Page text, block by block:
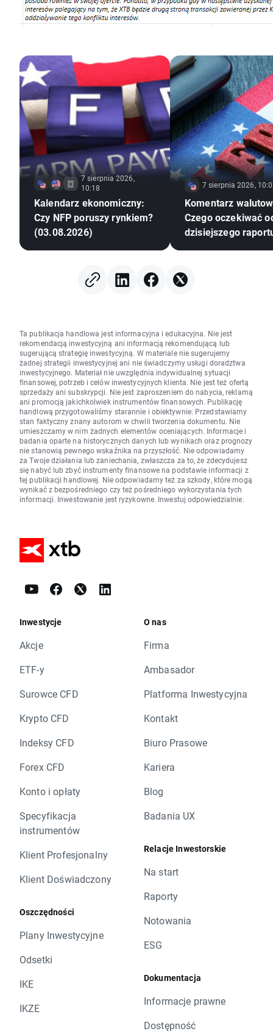
7 sierpnia 2026,
10:18
Kalendarz ekonomiczny:
Czy NFP poruszy rynkiem?
(03.08.2026)
7 sierpnia 2026,
Komentarz
Czego oczekiwać
dzisiejszego
Ta publikacja handlowa jest informacyjna i edukacyjna. Nie jest
rekomendacją inwestycyjną ani informacją rekomendującą lub
sugerującą strategię inwestycyjną. W materiale nie sugerujemy
żadnej strategii inwestycyjnej ani nie świadczymy usługi doradztwa
inwestycyjnego. Materiał nie uwzględnia indywidualnej sytuacji
finansowej, potrzeb i celów inwestycyjnych klienta. Nie jest też ofertą
sprzedaży ani subskrypcji. Nie jest zaproszeniem do nabycia, reklamą
ani promocją jakichkolwiek instrumentów finansowych. Publikację
handlową przygotowaliśmy starannie i obiektywnie. Przedstawiamy
stan faktyczny znany autorom w chwili tworzenia dokumentu. Nie
umieszczamy w nim żadnych elementów oceniających. Informacje i
badania oparte na historycznych danych lub wynikach oraz prognozy
nie stanowią pewnego wskaźnika na przyszłość. Nie odpowiadamy
za Twoje działania lub zaniechania, zwłaszcza za to, że zdecydujesz
się nabyć lub zbyć instrumenty finansowe na podstawie informacji z
tej publikacji handlowej. Nie odpowiadamy też za szkody, które mogą
wynikać z bezpośredniego czy też pośredniego wykorzystania tych
informacji. Inwestowanie jest ryzykowne. Inwestuj odpowiedzialnie.
Inwestycje
Akcje
ETF-y
Surowce CFD
Krypto CFD
Indeksy CFD
Forex CFD
Konto i opłaty
Specyfikacja
instrumentów
Klient Profesjonalny
Klient Doświadczony
Oszczędności
Plany Inwestycyjne
Odsetki
IKE
IKZE
O nas
Firma
Ambasador
Platforma Inwestycyjna
Kontakt
Biuro Prasowe
Kariera
Blog
Badania UX
Relacje Inwestorskie
Na start
Raporty
Notowania
ESG
Dokumentacja
Informacje prawne
Dostępność